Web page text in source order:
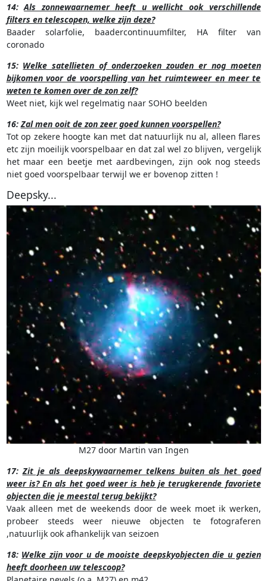
14:Als zonnewaarnemer heeft u wellicht ook verschillende
filters en telescopen, welke zijn deze?
Baader solarfolie, baadercontinuumfilter, HA filter van
coronado
15: Welke satellieten of onderzoeken zouden er nog moeten
bijkomen voor de voorspelling van het ruimteweer en meer te
weten te komen over de zon zelf?
Weet niet, kijk wel regelmatig naar SOHO beelden
16:Zal men ooit de zon zeer goed kunnen voorspellen?
Tot op zekere hoogte kan met dat natuurlijk nu al, alleen flares
etc zijn moeilijk voorspelbaar en dat zal wel zo blijven, vergelijk
het maar een beetje met aardbevingen, zijn ook nog steeds
niet goed voorspelbaar terwijl we er bovenop zitten !
Deepsky...
M27 door Martin van Ingen
17: Zit je als deepskywaarnemer telkens buiten als het goed
weer is? En als het goed weer is heb je terugkerende favoriete
objecten die je meestal terug bekijkt?
Vaak alleen met de weekends door de week moet ik werken,
probeer steeds weer nieuwe objecten te fotograferen
,natuurlijk ook afhankelijk van seizoen
18: Welke zijn voor u de mooiste deepskyobjecten die u gezien
heeft doorheen uw telescoop?